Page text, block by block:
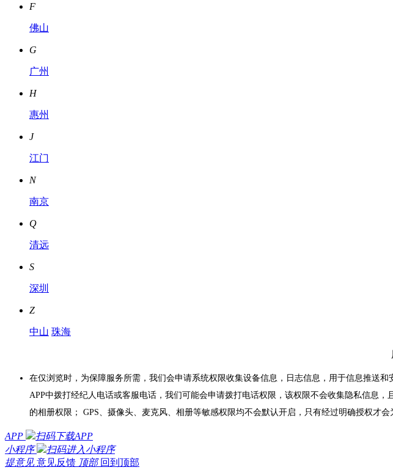
F
佛山
G
广州
H
惠州
J
江门
N
南京
Q
清远
S
深圳
Z
中山 珠海
在仅浏览时，为保障服务所需，我们会申请系统权限收集设备信息，日志信息，用于信息推送
APP中拨打经纪人电话或客服电话，我们可能会申请拨打电话权限，该权限不会收集隐私信息
的相册权限； GPS、摄像头、麦克风、相册等敏感权限均不会默认开启，只有经过明确授权才
APP
扫码下载APP
小程序
扫码进入小程序
提意见 意见反馈 顶部 回到顶部